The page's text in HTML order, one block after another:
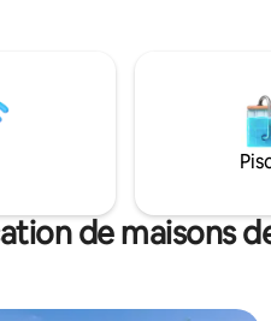
un adolescent), salle de bain
et douche (peignoirs
linge et sèche-linge. Les
les bienvenus moyennant un
de maisons